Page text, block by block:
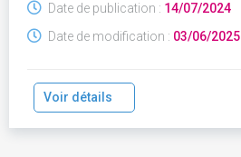
Date de publication : 14/07/2024
Date de modification : 03/06/2025
Voir détails